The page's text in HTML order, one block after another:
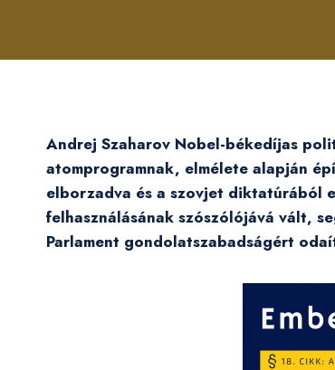
Andrej Szaharov Nobel-békedíjas
atomprogramnak, elmélete alapján
elborzadva és a szovjet diktatúrából
felhasználásának szószólójává vált,
Parlament gondolatszabadságért